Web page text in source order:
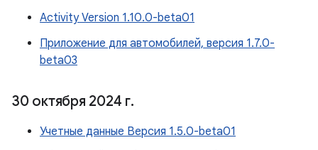
Activity Version 1.10.0-beta01
Приложение для автомобилей, версия 1.7.0-
beta03
30 октября 2024 г.
Учетные данные Версия 1.5.0-beta01